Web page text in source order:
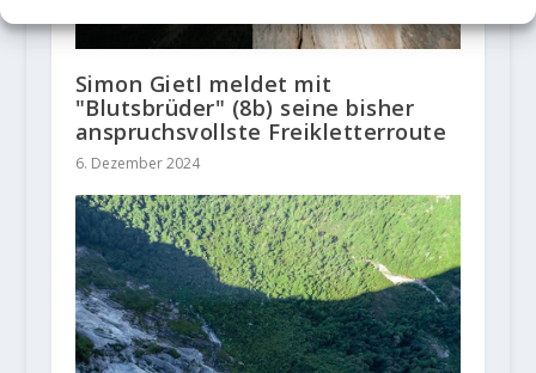
Simon Gietl meldet mit
"Blutsbrüder" (8b) seine bisher
anspruchsvollste Freikletterroute
6. Dezember 2024